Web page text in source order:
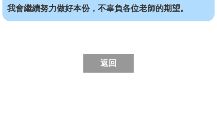
我會繼續努力做好本份，不辜負各位老師的期望。
返回